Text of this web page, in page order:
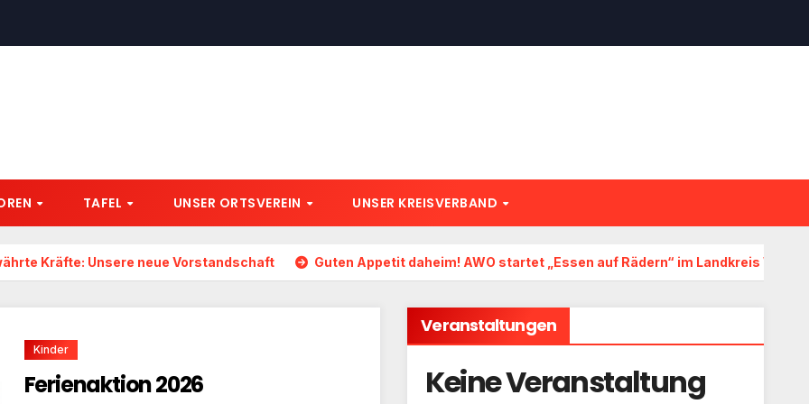
TAFEL UNSER ORTSVEREIN UNSER KREISVERBAND
Kräfte: Unsere neue Vorstandschaft Guten Appetit daheim! AWO startet „Essen auf Rädern“ im Landkreis
Kinder
Ferienaktion 2026
Veranstaltungen
Keine Veranstaltung